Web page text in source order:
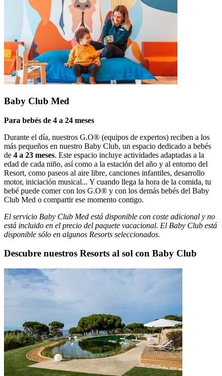
Baby Club Med
Para bebés de 4 a 24 meses
Durante el día, nuestros G.O® (equipos de expertos) reciben a los
más pequeños en nuestro Baby Club, un espacio dedicado a bebés
de 4 a 23 meses. Este espacio incluye actividades adaptadas a la
edad de cada niño, así como a la estación del año y al entorno del
Resort, como paseos al aire libre, canciones infantiles, desarrollo
motor, iniciación musical... Y cuando llega la hora de la comida, tu
bebé puede comer con los G.O® y con los demás bebés del Baby
Club Med o compartir ese momento contigo.
El servicio Baby Club Med está disponible con coste adicional y no
está incluido en el precio del paquete vacacional. El Baby Club está
disponible sólo en algunos Resorts seleccionados.
Descubre nuestros Resorts al sol con Baby Club